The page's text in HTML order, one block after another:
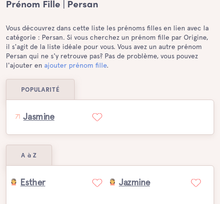
Prénom Fille | Persan
Vous découvrez dans cette liste les prénoms filles en lien avec la
catégorie : Persan. Si vous cherchez un prénom fille par Origine,
il s'agit de la liste idéale pour vous. Vous avez un autre prénom
Persan qui ne s'y retrouve pas? Pas de problème, vous pouvez
l'ajouter en ajouter prénom fille.
POPULARITÉ
71 Jasmine
A à Z
Esther Jazmine